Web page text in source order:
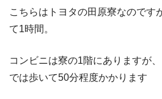
こちらはトヨタの田原寮なのです
て1時間。
コンビニは寮の1階にありますが
では歩いて50分程度かかります